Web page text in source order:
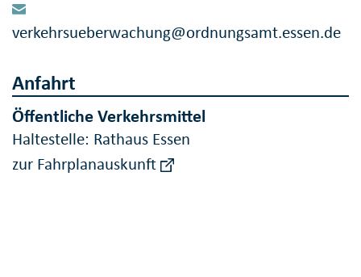
verkehrsueberwachung@ordnungsamt.essen.de
Anfahrt
Öffentliche Verkehrsmittel
Haltestelle: Rathaus Essen
zur Fahrplanauskunft